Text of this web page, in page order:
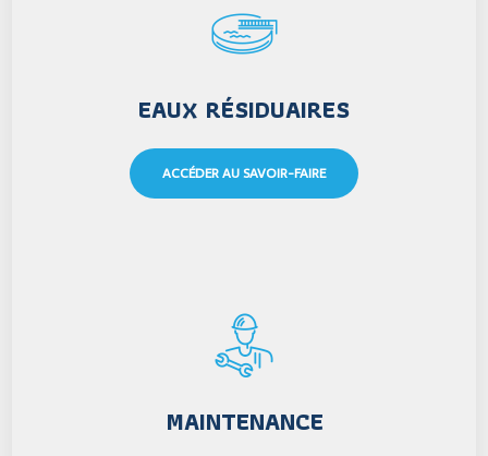
EAUX RÉSIDUAIRES
ACCÉDER AU SAVOIR-FAIRE
MAINTENANCE